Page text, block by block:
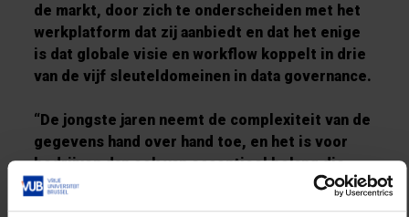
de markt, door zich te onderscheiden met het
werkplatform dat zij aanbiedt en dat het enige
is dat globale visie en workflow koppelt in drie
van de vijf sleuteldomeinen in data governance.
“De jongste jaren neemt de complexiteit van de
gegevens hand over hand toe, en het is voor
bedrijven dan ook van essentieel belang die
gegevens gemakkelijk terug te kunnen vinden
en kwaliteitsgegevens afkomstig van